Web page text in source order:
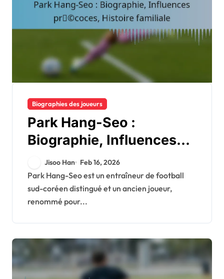
Biographies des joueurs
Park Hang-Seo :
Biographie, Influences
précoces, Histoire
familiale
Jisoo Han Feb 16, 2026
Park Hang-Seo est un entraîneur de football
sud-coréen distingué et un ancien joueur,
renommé pour...